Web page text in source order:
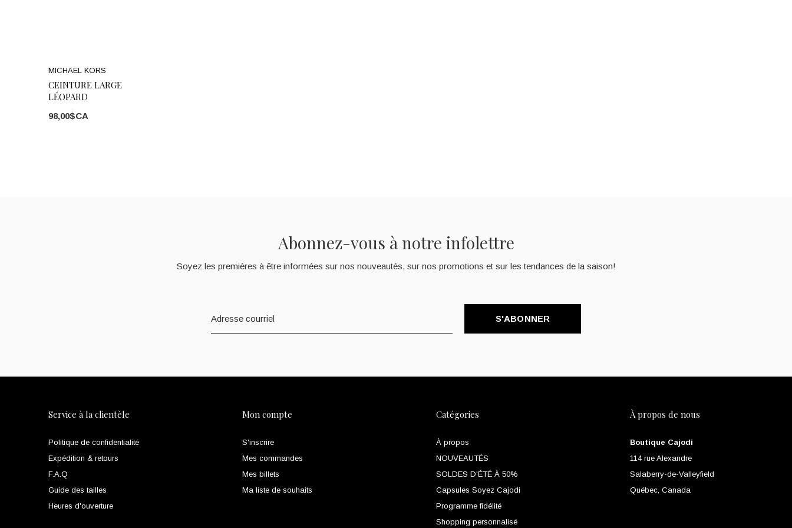
MICHAEL KORS
CEINTURE LARGE
LÉOPARD
98,00$CA
Abonnez-vous à notre infolettre
Soyez les premières à être informées sur nos nouveautés, sur nos promotions et sur les tendances de la saison!
S'ABONNER
Service à la clientèle
Politique de confidentialité
Expédition & retours
F.A.Q
Guide des tailles
Heures d'ouverture
Mon compte
S'inscrire
Mes commandes
Mes billets
Ma liste de souhaits
Catégories
À propos
NOUVEAUTÉS
SOLDES D'ÉTÉ À 50%
Capsules Soyez Cajodi
Programme fidélité
Shopping personnalisé
À propos de nous
Boutique Cajodi
114 rue Alexandre
Salaberry-de-Valleyfield
Québec, Canada